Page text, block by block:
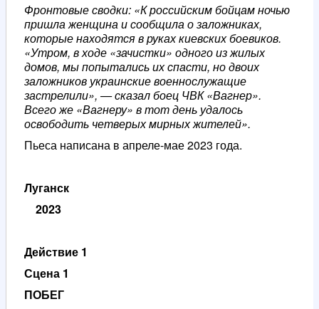
Фронтовые сводки: «К российским бойцам ночью
пришла женщина и сообщила о заложниках,
которые находятся в руках киевских боевиков.
«Утром, в ходе «зачистки» одного из жилых
домов, мы попытались их спасти, но двоих
заложников украинские военнослужащие
застрелили», — сказал боец ЧВК «Вагнер».
Всего же «Вагнеру» в тот день удалось
освободить четверых мирных жителей».
Пьеса написана в апреле-мае 2023 года.
Луганск
2023
Действие 1
Сцена 1
ПОБЕГ